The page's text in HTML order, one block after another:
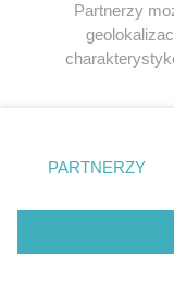
Jakoś nie potrafię
postępowania.
Partnerzy
zmienić/wycofać
znajdujący się w
użytkownika,
przetwarzaniu.
PARTNERZY